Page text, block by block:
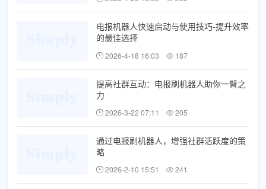
电报机器人快速启动与使用技巧-提升效率
的最佳选择
2026-4-18 16:03 187
提高社群互动：电报刷机器人助你一臂之
力
2026-3-22 07:11 205
通过电报刷机器人，增强社群活跃度的策
略
2026-2-10 15:51 241